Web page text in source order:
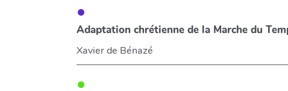
Adaptation chrétienne de la Marche du
Xavier de Bénazé